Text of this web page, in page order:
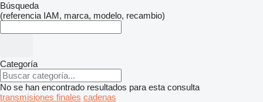
Búsqueda
(referencia IAM, marca, modelo, recambio)
Categoría
No se han encontrado resultados para esta consulta
transmisiones finales cadenas